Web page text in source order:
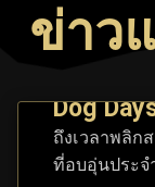
ข่าว
Dog
ถึงเวลาพลิก
ที่อบอุ่นประจ